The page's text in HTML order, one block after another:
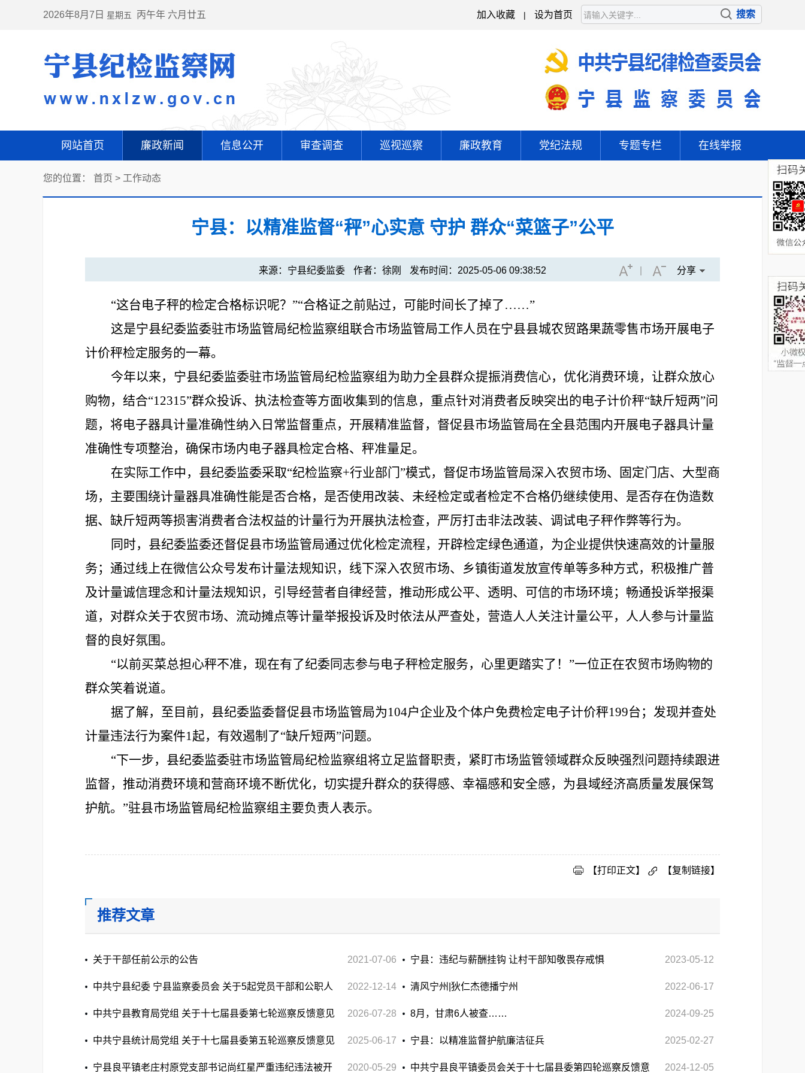
2026年8月7日 星期五 丙午年 六月廿五 加入收藏 | 设为首页
网站首页 廉政新闻 信息公开 审查调查 巡视巡察 廉政教育 党纪法规 专题专栏 在线举报
您的位置： 首页 > 工作动态
宁县：以精准监督“秤”心实意 守护 群众“菜篮子”公平
来源：宁县纪委监委 作者：徐刚 发布时间：2025-05-06 09:38:52 分享
“这台电子秤的检定合格标识呢？ ”“合格证之前贴过，可能时间长了掉了……”
这是宁县纪委监委驻市场监管局纪检监察组联合市场监管局工作人员在宁县县城农贸路果蔬零售市场开展电子
计价秤检定服务的一幕。
今年以来，宁县纪委监委驻市场监管局纪检监察组为助力全县群众提振消费信心，优化消费环境， 让群众放心
购物， 结合“12315”群众投诉、执法检查等方面收集到的信息，重点针对消费者反映突出的电子计价秤“缺斤短两”问
题，将电子器具计量准确性纳入日常监督重点，开展精准监督，督促县市场监管局在全县范围内开展电子器具计量
准确性专项整治，确保市场内电子器具检定合格、秤准量足。
在实际工作中，县纪委监委采取“纪检监察+行业部门”模式， 督促市场监管局深入农贸市场、固定门店、大型商
场，主要围绕计量器具准确性能是否合格，是否使用改装、未经检定或者检定不合格仍继续使用、是否存在伪造数
据、缺斤短两等损害消费者合法权益的计量行为开展执法检查，严厉打击非法改装、调试电子秤作弊等行为。
同时，县纪委监委还督促县市场监管局通过优化检定流程，开辟检定绿色通道，为企业提供快速高效的计量服
务；通过线上在微信公众号发布计量法规知识， 线下深入农贸市场、乡镇街道发放宣传单等多种方式，积极推广普
及计量诚信理念和计量法规知识，引导经营者自律经营，推动形成公平、透明、可信的市场环境；畅通投诉举报渠
道，对群众关于农贸市场、流动摊点等计量举报投诉及时依法从严查处，营造人人关注计量公平，人人参与计量监
督的良好氛围。
“以前买菜总担心秤不准，现在有了纪委同志参与电子秤检定服务，心里更踏实了！ ”一位正在农贸市场购物的
群众笑着说道。
据了解，至目前，县纪委监委督促县市场监管局为104户企业及个体户免费检定电子计价秤199台；发现并查处
计量违法行为案件1起，有效遏制了“缺斤短两”问题。
“下一步，县纪委监委驻市场监管局纪检监察组 将立足监督职责， 紧盯市场监管领域群众反映强烈问题持续跟进
监督，推动消费环境和营商环境不断优化，切实提升群众的获得感、幸福感和安全感， 为县域经济高质量发展保驾
护航。 ”驻县市场监管局纪检监察组 主要负责人表示。
【打印正文】 【复制链接】
推荐文章
2021-07-06
关于干部任前公示的公告 2023-05-12
宁县：违纪与薪酬挂钩 让村干部知敬畏存戒惧
2022-12-14
中共宁县纪委 宁县监察委员会 关于5起党员干部和公职人
员参与赌博问题典型案例的通报
2022-06-17
清风宁州|狄仁杰德播宁州
2026-07-28
中共宁县教育局党组 关于十七届县委第七轮巡察反馈意见
整改落实进展情况的通报
2024-09-25
8月，甘肃6人被查……
2025-06-17
中共宁县统计局党组 关于十七届县委第五轮巡察反馈意见
整改落实进展情况的通报
2025-02-27
宁县：以精准监督护航廉洁征兵
2020-05-29
宁县良平镇老庄村原党支部书记尚红星严重违纪违法被开 2024-12-05
中共宁县良平镇委员会关于十七届县委第四轮巡察反馈意